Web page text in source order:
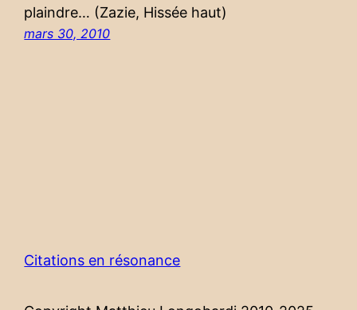
plaindre… (Zazie, Hissée haut)
mars 30, 2010
Citations en résonance